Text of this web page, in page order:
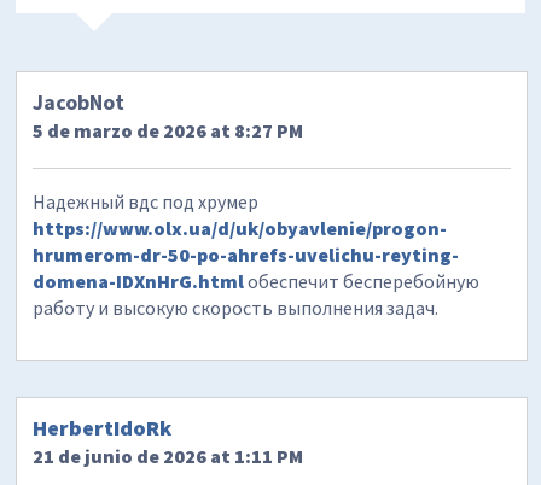
JacobNot
5 de marzo de 2026 at 8:27 PM
Надежный вдс под хрумер
https://www.olx.ua/d/uk/obyavlenie/progon-
hrumerom-dr-50-po-ahrefs-uvelichu-reyting-
domena-IDXnHrG.htmlобеспечит бесперебойную
работу и высокую скорость выполнения задач.
HerbertIdoRk
21 de junio de 2026 at 1:11 PM